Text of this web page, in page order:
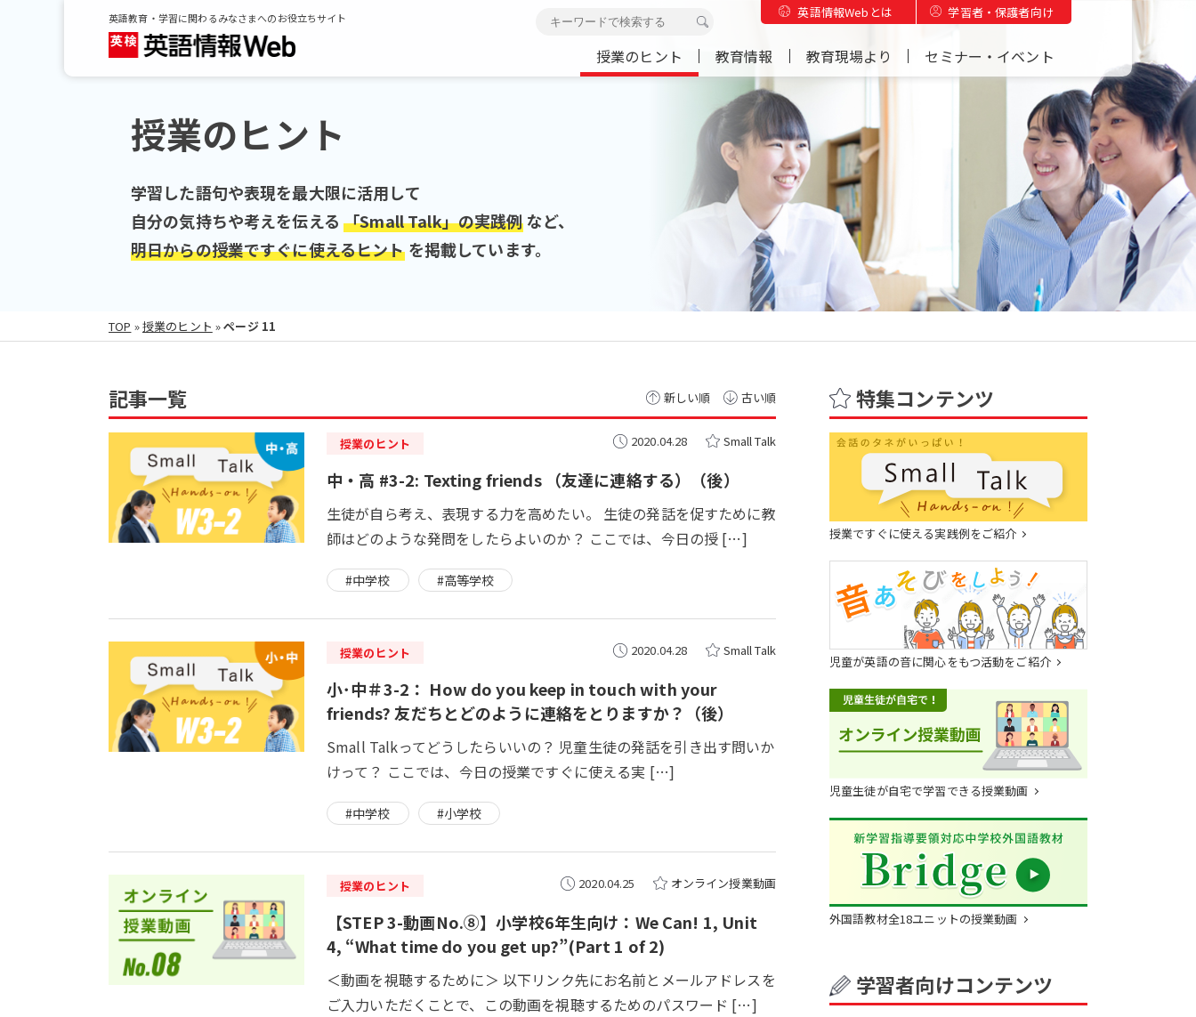
英語教育・学習に関わるみなさまへのお役立ちサイト 英語情報Webとは 学習者・保護者向け
授業のヒント 教育情報 教育現場より セミナー・イベント
授業のヒント
学習した語句や表現を最大限に活用して
自分の気持ちや考えを伝える「Small Talk」の実践例など、
明日からの授業ですぐに使えるヒントを掲載しています。
TOP »授業のヒント »ページ 11
記事一覧 新しい順 古い順
授業のヒント Small Talk
2020.04.28
中・高 #3-2: Texting friends （友達に連絡する）（後）
生徒が自ら考え、表現する力を高めたい。 生徒の発話を促すために教
師はどのような発問をしたらよいのか？ ここでは、今日の授 […]
#中学校 #高等学校
授業のヒント Small Talk
2020.04.28
小･中＃3-2： How do you keep in touch with your
friends? 友だちとどのように連絡をとりますか？（後）
Small Talkってどうしたらいいの？ 児童生徒の発話を引き出す問いか
けって？ ここでは、今日の授業ですぐに使える実 […]
#中学校 #小学校
授業のヒント オンライン授業動画
2020.04.25
【STEP 3-動画No.⑧】小学校6年生向け：We Can! 1, Unit
4, “What time do you get up?”(Part 1 of 2)
＜動画を視聴するために＞ 以下リンク先にお名前とメールアドレスを
ご入力いただくことで、この動画を視聴するためのパスワード […]
特集コンテンツ
授業ですぐに使える実践例をご紹介
児童が英語の音に関心をもつ活動をご紹介
児童生徒が自宅で学習できる授業動画
外国語教材全18ユニットの授業動画
学習者向けコンテンツ